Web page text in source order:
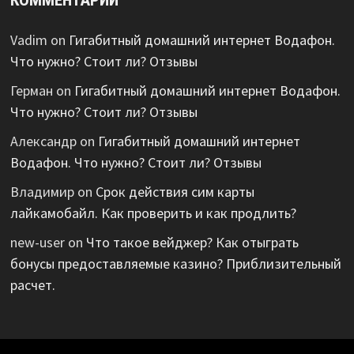
Vadim on Гигабитный домашний интернет Водафон.
Что нужно? Стоит ли? Отзывы
Герман on Гигабитный домашний интернет Водафон.
Что нужно? Стоит ли? Отзывы
Александрon Гигабитный домашний интернет
Водафон. Что нужно? Стоит ли? Отзывы
Владимирon Срок действия сим карты
лайкамобайл. Как проверить и как продлить?
new-useron Что такое вейджер? Как отыграть
бонусы предоставляемые казино? Приблизительный
расчет.